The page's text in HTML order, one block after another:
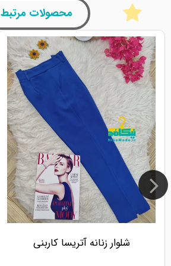
محصولات مرتبط
شلوار زنانه آتریسا کاربنی